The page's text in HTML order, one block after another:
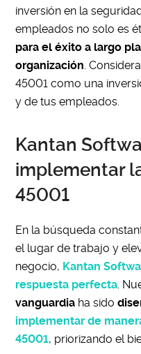
inversión en la
empleados no solo es
para el éxito a largo
organización .
45001 como una
y de tus empleados.
Kantan
implementar
45001
En la búsqueda
el lugar de trabajo y
negocio, Kantan
respuesta perfecta .
vanguardia ha sido
implementar de
45001, priorizando el